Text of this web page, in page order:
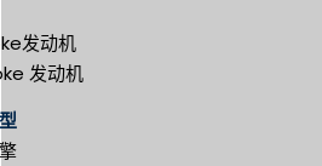
发动机
发动机